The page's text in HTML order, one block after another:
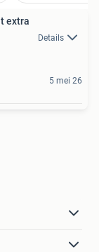
extra
Details
5 mei 26